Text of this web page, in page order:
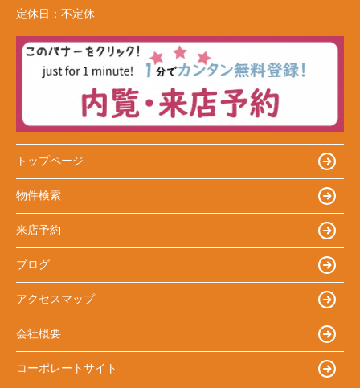
定休日： 不定休
トップページ
物件検索
来店予約
ブログ
アクセスマップ
会社概要
コーポレートサイト